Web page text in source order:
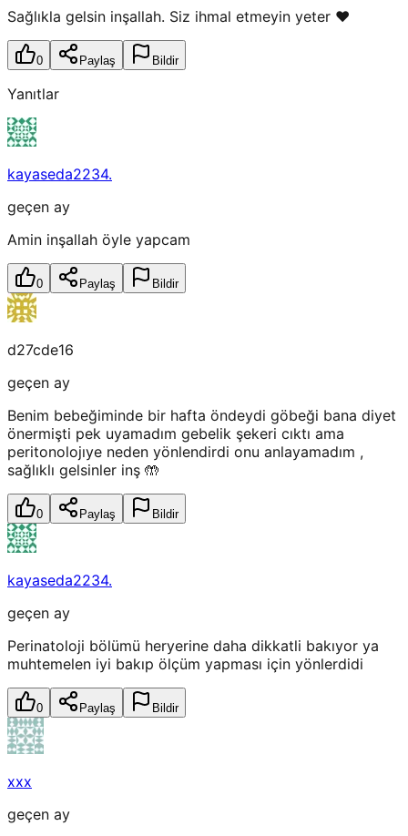
Sağlıkla gelsin inşallah. Siz ihmal etmeyin yeter ❤️
0 Paylaş Bildir
Yanıtlar
kayaseda2234.
geçen ay
Amin inşallah öyle yapcam
0 Paylaş Bildir
d27cde16
geçen ay
Benim bebeğiminde bir hafta öndeydi göbeği bana diyet
önermişti pek uyamadım gebelik şekeri cıktı ama
peritonolojıye neden yönlendirdi onu anlayamadım ,
sağlıklı gelsinler inş 🤲
0 Paylaş Bildir
kayaseda2234.
geçen ay
Perinatoloji bölümü heryerine daha dikkatli bakıyor ya
muhtemelen iyi bakıp ölçüm yapması için yönlerdidi
0 Paylaş Bildir
xxx
geçen ay